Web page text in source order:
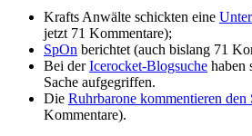
Krafts Anwälte schickten eine
jetzt 71 Kommentare);
SpOn berichtet (auch bislang 71
Bei derIcerocket-Blogsuche haben
Sache aufgegriffen.
Die Ruhrbarone kommentieren
Kommentare).